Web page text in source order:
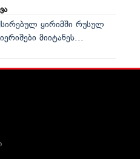
ყირიმში რუსულ
მიიტანეს...